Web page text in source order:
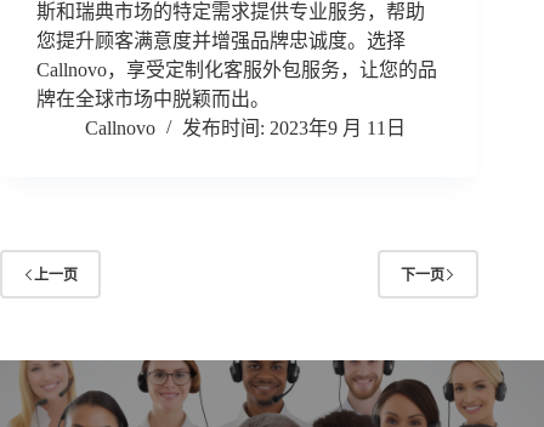
斯和瑞典市场的特定需求提供专业服务，帮助
您提升顾客满意度并增强品牌忠诚度。选择
Callnovo，享受定制化客服外包服务，让您的品
牌在全球市场中脱颖而出。
Callnovo
2023年9 月 11日
上一页 下一页